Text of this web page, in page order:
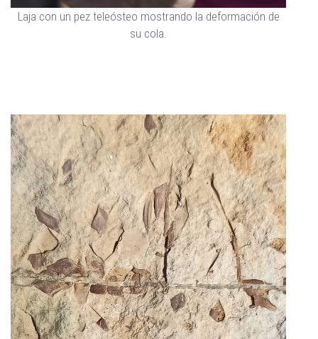
Laja con un pez teleósteo mostrando la deformación de
su cola.